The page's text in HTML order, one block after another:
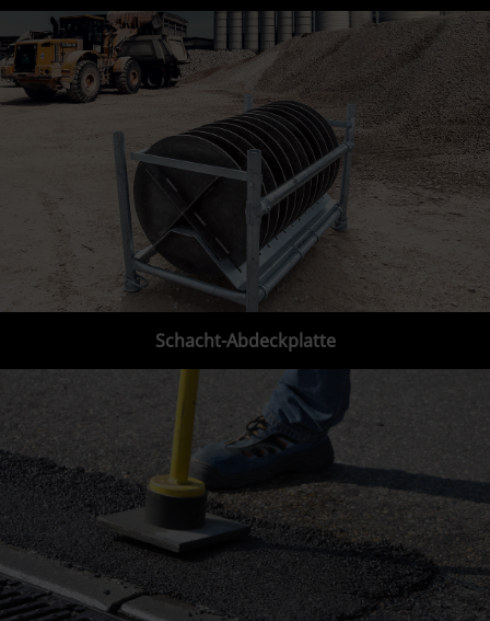
Schacht-Abdeckplatte